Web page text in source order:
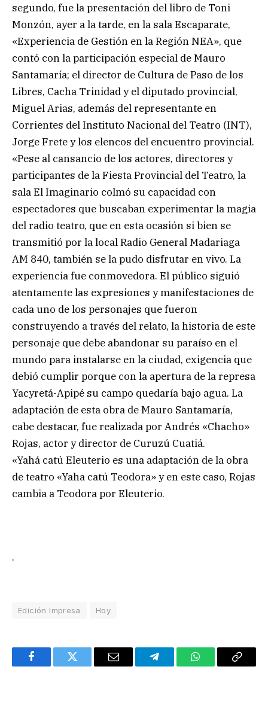
segundo, fue la presentación del libro de Toni
Monzón, ayer a la tarde, en la sala Escaparate,
«Experiencia de Gestión en la Región NEA», que
contó con la participación especial de Mauro
Santamaría; el director de Cultura de Paso de los
Libres, Cacha Trinidad y el diputado provincial,
Miguel Arias, además del representante en
Corrientes del Instituto Nacional del Teatro (INT),
Jorge Frete y los elencos del encuentro provincial.
«Pese al cansancio de los actores, directores y
participantes de la Fiesta Provincial del Teatro, la
sala El Imaginario colmó su capacidad con
espectadores que buscaban experimentar la magia
del radio teatro, que en esta ocasión si bien se
transmitió por la local Radio General Madariaga
AM 840, también se la pudo disfrutar en vivo. La
experiencia fue conmovedora. El público siguió
atentamente las expresiones y manifestaciones de
cada uno de los personajes que fueron
construyendo a través del relato, la historia de este
personaje que debe abandonar su paraíso en el
mundo para instalarse en la ciudad, exigencia que
debió cumplir porque con la apertura de la represa
Yacyretá-Apipé su campo quedaría bajo agua. La
adaptación de esta obra de Mauro Santamaría,
cabe destacar, fue realizada por Andrés «Chacho»
Rojas, actor y director de Curuzú Cuatiá.
«Yahá catú Eleuterio es una adaptación de la obra
de teatro «Yaha catú Teodora» y en este caso, Rojas
cambia a Teodora por Eleuterio.
.
Edición Impresa Hoy
FacebookTwitter Email TelegramWhatsAppCopy